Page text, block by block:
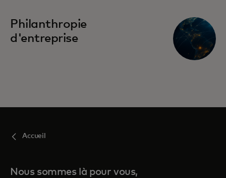
Philanthropie
d'entreprise
Accueil
Nous sommes là pour vous,